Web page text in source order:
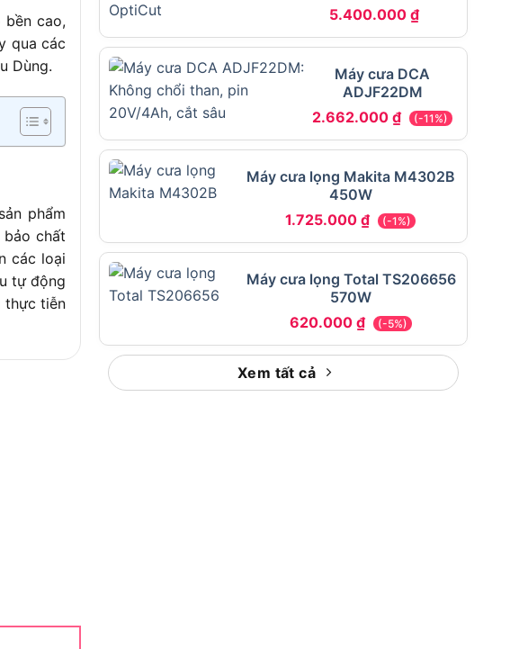
cao,
qua các
Dùng.
phẩm
chất
các loại
tự động
thực tiễn
vực, từ
sử
5.400.000₫
Máy cưa DCA
ADJF22DM
2.662.000₫ (-11%)
Máy cưa lọng Makita M4302B
450W
1.725.000₫ (-1%)
Máy cưa lọng Total TS206656
570W
620.000₫ (-5%)
Xem tất cả